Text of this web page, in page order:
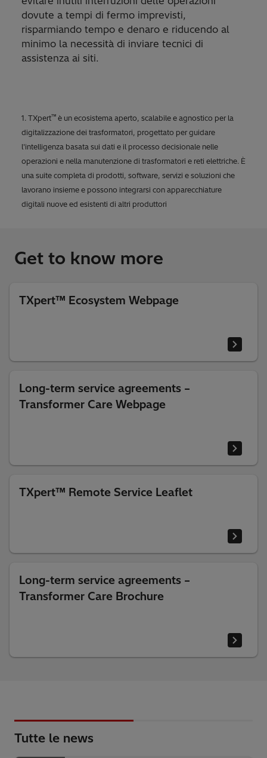
dovute a tempi di fermo imprevisti,
risparmiando tempo e denaro e riducendo al
minimo la necessità di inviare tecnici di
assistenza ai siti.
1. TXpert™ è un ecosistema aperto, scalabile e agnostico per la
digitalizzazione dei trasformatori, progettato per guidare
l'intelligenza basata sui dati e il processo decisionale nelle
operazioni e nella manutenzione di trasformatori e reti elettriche. È
una suite completa di prodotti, software, servizi e soluzioni che
lavorano insieme e possono integrarsi con apparecchiature
digitali nuove ed esistenti di altri produttori
Get to know more
TXpert™ Ecosystem Webpage
Long-term service agreements –
Transformer Care Webpage
TXpert™ Remote Service Leaflet
Long-term service agreements –
Transformer Care Brochure
Tutte le news